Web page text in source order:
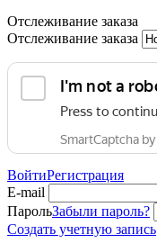
Отслеживание заказа
Отслеживание заказа
ВойтиРегистрация
E-mail
ПарольЗабыли пароль?
Создать учетную запись